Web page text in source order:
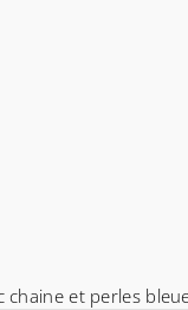
chaine et perles